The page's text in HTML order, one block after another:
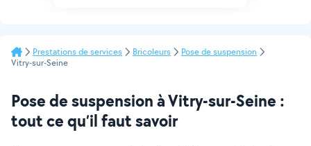
Prestations de services Bricoleurs
Pose de suspension
Vitry-sur-Seine
Pose de suspension à Vitry-sur-Seine :
tout ce qu’il faut savoir